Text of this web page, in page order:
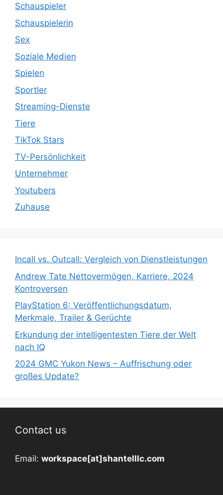
Schauspieler
Schauspielerin
Sex
Soziale Medien
Spielen
Sportler
Streaming-Dienste
Tiere
TikTok Stars
TV-Persönlichkeit
Unternehmer
Youtubers
Zuhause
Incall vs. Outcall: Vergleich von Dienstleistungen
Andrew Tate Nettovermögen, Karriere, 2024
Kontroversen
PlayStation 6: Veröffentlichungsdatum,
Merkmale, Trailer & Gerüchte
Erkundung der intelligentesten Tiere der Welt
nach IQ
2024 GMC Yukon News – Auffrischung oder
großes Update?
Contact us
Email: workspace[at]shantelllc.com